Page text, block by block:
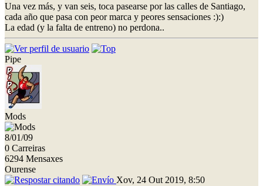
Una vez más, y van seis, toca pasearse por las calles de Santiago,
cada año que pasa con peor marca y peores sensaciones :):)
La edad (y la falta de entreno) no perdona..
Pipe
Mods
8/01/09
0 Carreiras
6294 Mensaxes
Ourense
Xov, 24 Out 2019, 8:50